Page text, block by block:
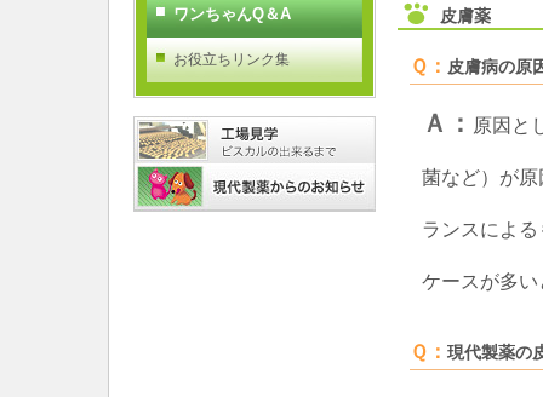
ワンちゃんQ＆A
お役立ちリンク集
皮膚薬
Ｑ： 皮膚病の原
Ａ： 原因と
菌など）が
ランスによ
ケースが多
Ｑ： 現代製薬の